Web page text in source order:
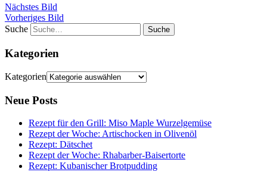
Nächstes Bild
Vorheriges Bild
Suche
Kategorien
Kategorien
Neue Posts
Rezept für den Grill: Miso Maple Wurzelgemüse
Rezept der Woche: Artischocken in Olivenöl
Rezept: Dätschet
Rezept der Woche: Rhabarber-Baisertorte
Rezept: Kubanischer Brotpudding